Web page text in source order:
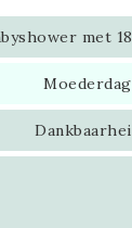
met
Moederdag